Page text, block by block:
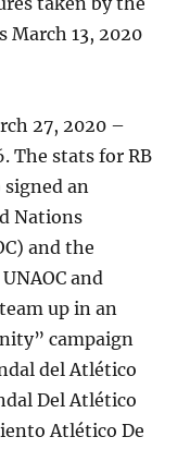
March 13, 2020
27, 2020 –
The stats for RB
an
Nations
and the
and
up in an
campaign
del Atlético
Del Atlético
Atlético De